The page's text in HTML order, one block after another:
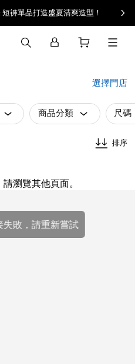
褲單品打造盛夏清爽造型！
選擇門店
商品分類 尺碼
排序
瀏覽其他頁面。
敗，請重新嘗試